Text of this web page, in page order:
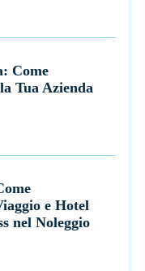
Come
Tua Azienda
e Hotel
nel Noleggio